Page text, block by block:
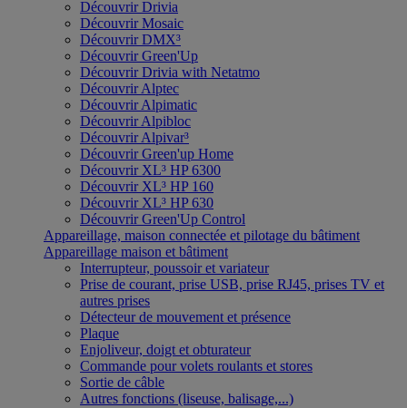
Découvrir Drivia
Découvrir Mosaic
Découvrir DMX³
Découvrir Green'Up
Découvrir Drivia with Netatmo
Découvrir Alptec
Découvrir Alpimatic
Découvrir Alpibloc
Découvrir Alpivar³
Découvrir Green'up Home
Découvrir XL³ HP 6300
Découvrir XL³ HP 160
Découvrir XL³ HP 630
Découvrir Green'Up Control
Appareillage, maison connectée et pilotage du bâtiment
Appareillage maison et bâtiment
Interrupteur, poussoir et variateur
Prise de courant, prise USB, prise RJ45, prises TV et
autres prises
Détecteur de mouvement et présence
Plaque
Enjoliveur, doigt et obturateur
Commande pour volets roulants et stores
Sortie de câble
Autres fonctions (liseuse, balisage,...)